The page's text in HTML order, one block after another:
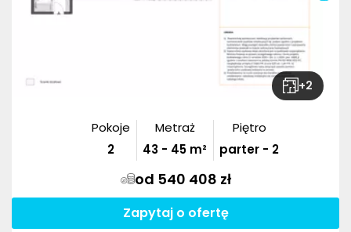
+2
Pokoje
2
Metraż
43 - 45 m²
Piętro
parter - 2
od 540 408 zł
Zapytaj o ofertę